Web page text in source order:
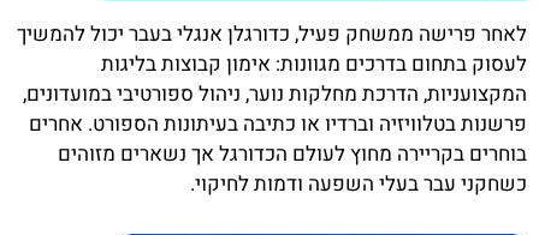
לאחר פרישה ממשחק פעיל, כדורגלן אנגלי בעבר יכול להמשיך
לעסוק בתחום בדרכים מגוונות: אימון קבוצות בליגות
המקצועניות, הדרכת מחלקות נוער, ניהול ספורטיבי במועדונים,
פרשנות בטלוויזיה וברדיו או כתיבה בעיתונות הספורט. אחרים
בוחרים בקריירה מחוץ לעולם הכדורגל אך נשארים מזוהים
כשחקני עבר בעלי השפעה ודמות לחיקוי.